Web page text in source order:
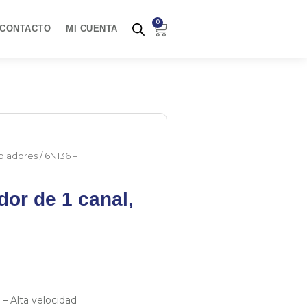
CONTACTO MI CUENTA
0
Carrito
/ 6N136 –
de 1 canal,
Alta velocidad